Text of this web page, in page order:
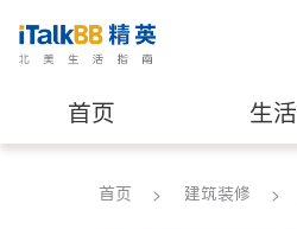
首页 生活
建筑装修
首页 建筑装修